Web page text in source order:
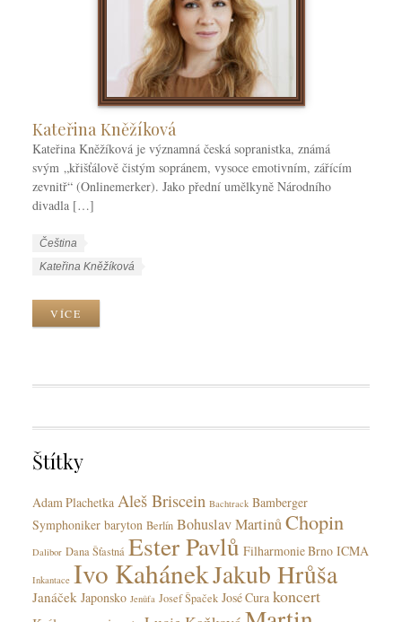
Kateřina Kněžíková
Kateřina Kněžíková je významná česká sopranistka, známá
svým „křišťálově čistým sopránem, vysoce emotivním, zářícím
zevnitř“ (Onlinemerker). Jako přední umělkyně Národního
divadla […]
W
k
C
e
i
s
y
k
Čeština
W
k
g
Kateřina Kněžíková
VÍCE
Štítky
Adam Plachetka Aleš Briscein Bachtrack Bamberger
Symphoniker baryton Berlín Bohuslav MartinůChopin
Dalibor Dana Šťastná Ester Pavlů Filharmonie Brno ICMA
Inkantace Ivo KahánekJakub Hrůša
Janáček Japonsko Jenůfa Josef Špaček José Cura koncert